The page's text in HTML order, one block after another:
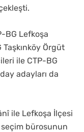
BG Lefkoşa
Örgüt
ile CTP-BG
adayları da
ile Lefkoşa İlçesi
seçim bürosunun